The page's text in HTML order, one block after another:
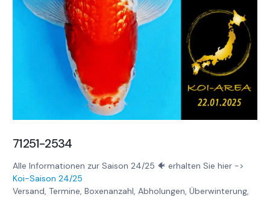
71251-2534
Alle Informationen zur Saison 24/25 🐠 erhalten Sie hier ->
Koi-Saison 24/25
Versand, Termine, Boxenanzahl, Abholungen, Überwinterung,